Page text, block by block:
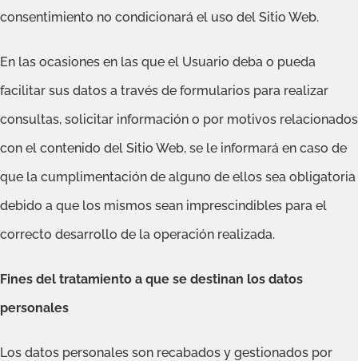
consentimiento no condicionará el uso del Sitio Web.
En las ocasiones en las que el Usuario deba o pueda
facilitar sus datos a través de formularios para realizar
consultas, solicitar información o por motivos relacionados
con el contenido del Sitio Web, se le informará en caso de
que la cumplimentación de alguno de ellos sea obligatoria
debido a que los mismos sean imprescindibles para el
correcto desarrollo de la operación realizada.
Fines del tratamiento a que se destinan los datos
personales
Los datos personales son recabados y gestionados por